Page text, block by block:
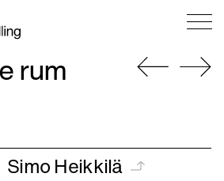
rum
Simo Heikkilä